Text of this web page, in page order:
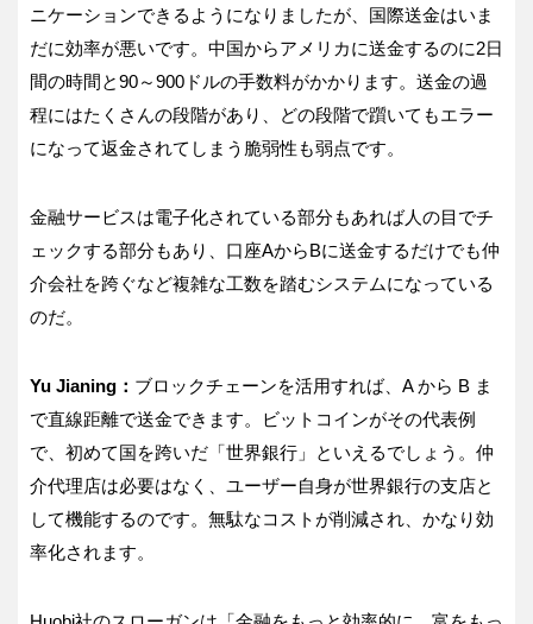
ニケーションできるようになりましたが、国際送金はいま
だに効率が悪いです。中国からアメリカに送金するのに2日
間の時間と90～900ドルの手数料がかかります。送金の過
程にはたくさんの段階があり、どの段階で躓いてもエラー
になって返金されてしまう脆弱性も弱点です。
金融サービスは電子化されている部分もあれば人の目でチ
ェックする部分もあり、口座AからBに送金するだけでも仲
介会社を跨ぐなど複雑な工数を踏むシステムになっている
のだ。
Yu Jianing： ブロックチェーンを活用すれば、A から B ま
で直線距離で送金できます。ビットコインがその代表例
で、初めて国を跨いだ「世界銀行」といえるでしょう。仲
介代理店は必要はなく、ユーザー自身が世界銀行の支店と
して機能するのです。無駄なコストが削減され、かなり効
率化されます。